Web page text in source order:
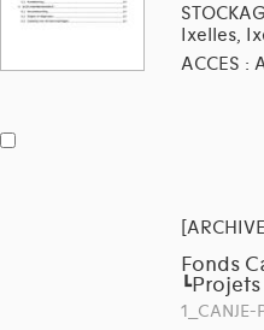
Ixelles,
ACCES :
Fonds
┗
1_CANJE-